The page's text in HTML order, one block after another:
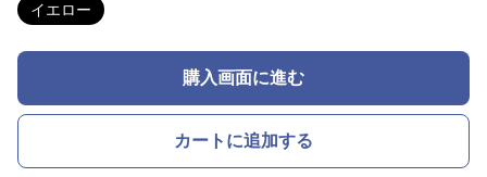
イエロー
購入画面に進む
カートに追加する